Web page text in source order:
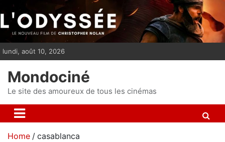
i
p
n
lundi, août 10, 2026
Mondociné
Le site des amoureux de tous les cinémas
Home casablanca